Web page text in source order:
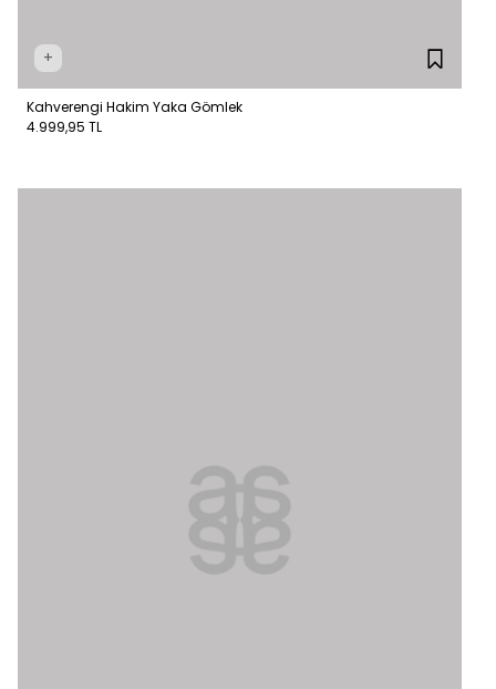
+
Kahverengi Hakim Yaka Gömlek
4.999,95 TL